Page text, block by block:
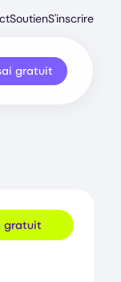
SoutienS'inscrire
gratuit
gratuit